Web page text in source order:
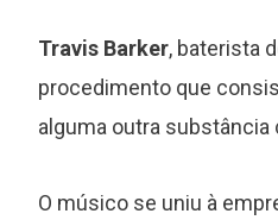
Travis Barker, baterista
procedimento que
alguma outra
O músico se uniu à